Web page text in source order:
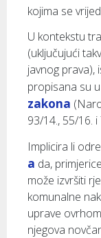
kojima se
U kontekstu
(uključujući
javnog prava),
propisana su u
zakona
93/14., 55/16.
Implicira li
a da,
može izvršiti
komunalne
uprave
njegova